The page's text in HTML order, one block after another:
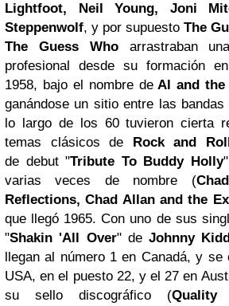
Lightfoot, Neil Young, Joni
Steppenwolf, y por supuesto The
The Guess Whoarrastraban
profesional desde su formación
1958, bajo el nombre deAl and the
ganándose un sitio entre las
lo largo de los 60 tuvieron cierta
temas clásicos de Rock and
de debut "Tribute To Buddy Holly
varias veces de nombre (
Reflections, Chad Allan and the
que llegó 1965. Con uno de sus
"Shakin 'All Over" de Johnny
llegan al número 1 en Canadá, y se
USA, en el puesto 22, y el 27 en
su sello discográfico (Quality